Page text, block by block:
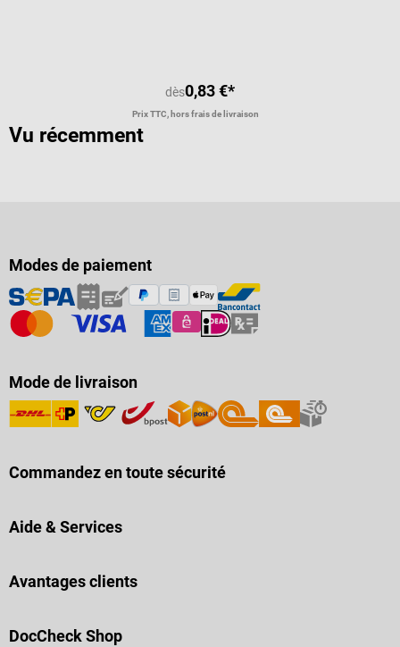
dès0,83 €*
Prix TTC, hors frais de livraison
Vu récemment
Modes de paiement
Mode de livraison
Commandez en toute sécurité
Aide & Services
Avantages clients
DocCheck Shop